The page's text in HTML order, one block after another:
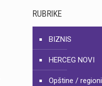
RUBRIKE
BIZNIS
HERCEG NOVI
Opštine / regioni